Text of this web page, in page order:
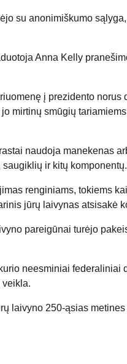
su anonimiškumo
Anna Kelly
į prezidento norus
mirtinų smūgių
naudoja manekenas
ir kitų
renginiams, tokiems
jūrų laivynas atsisakė
pareigūnai turėjo
neesminiai federaliniai
veikla.
laivyno 250-ąsias